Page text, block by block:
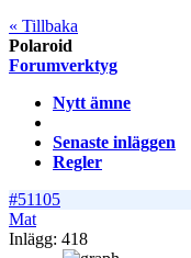
« Tillbaka
Polaroid
Forumverktyg
Nytt ämne
Senaste inläggen
Regler
#51105
Mat
Inlägg: 418